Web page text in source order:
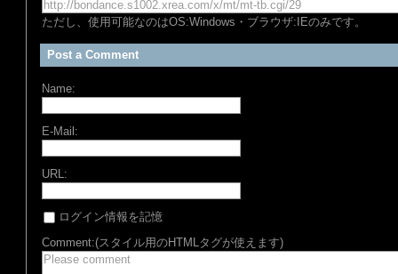
ただし、使用可能なのはOS:Windows・ブラウザ:IEのみです。
Post a Comment
Name:
E-Mail:
URL:
ログイン情報を記憶
Comment:(スタイル用のHTMLタグが使えます)